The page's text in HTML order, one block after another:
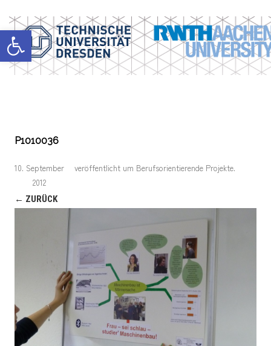
Werkzeugleiste öffnen
P1010036
veröffentlicht
10. September
2012
um Berufsorientierende Projekte.
← ZURÜCK